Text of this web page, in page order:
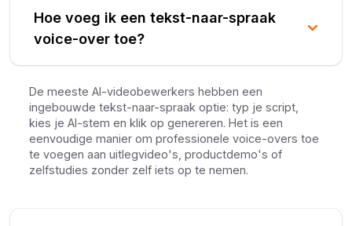
Hoe voeg ik een tekst-naar-spraak
voice-over toe?
De meeste AI-videobewerkers hebben een
ingebouwde tekst-naar-spraak optie: typ je script,
kies je AI-stem en klik op genereren. Het is een
eenvoudige manier om professionele voice-overs toe
te voegen aan uitlegvideo's, productdemo's of
zelfstudies zonder zelf iets op te nemen.